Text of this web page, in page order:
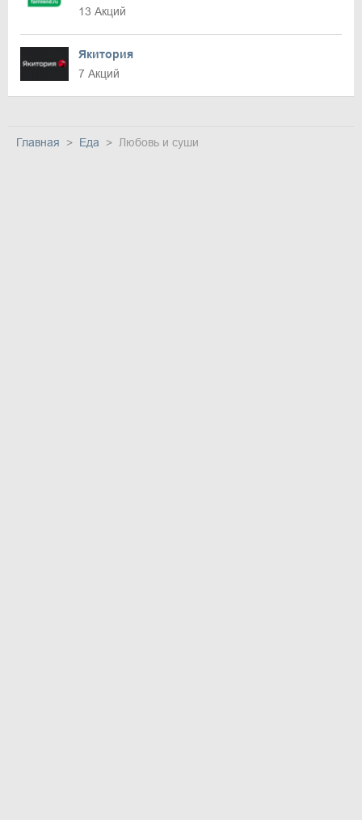
13 Акций
Якитория
7 Акций
Главная Еда Любовь и суши